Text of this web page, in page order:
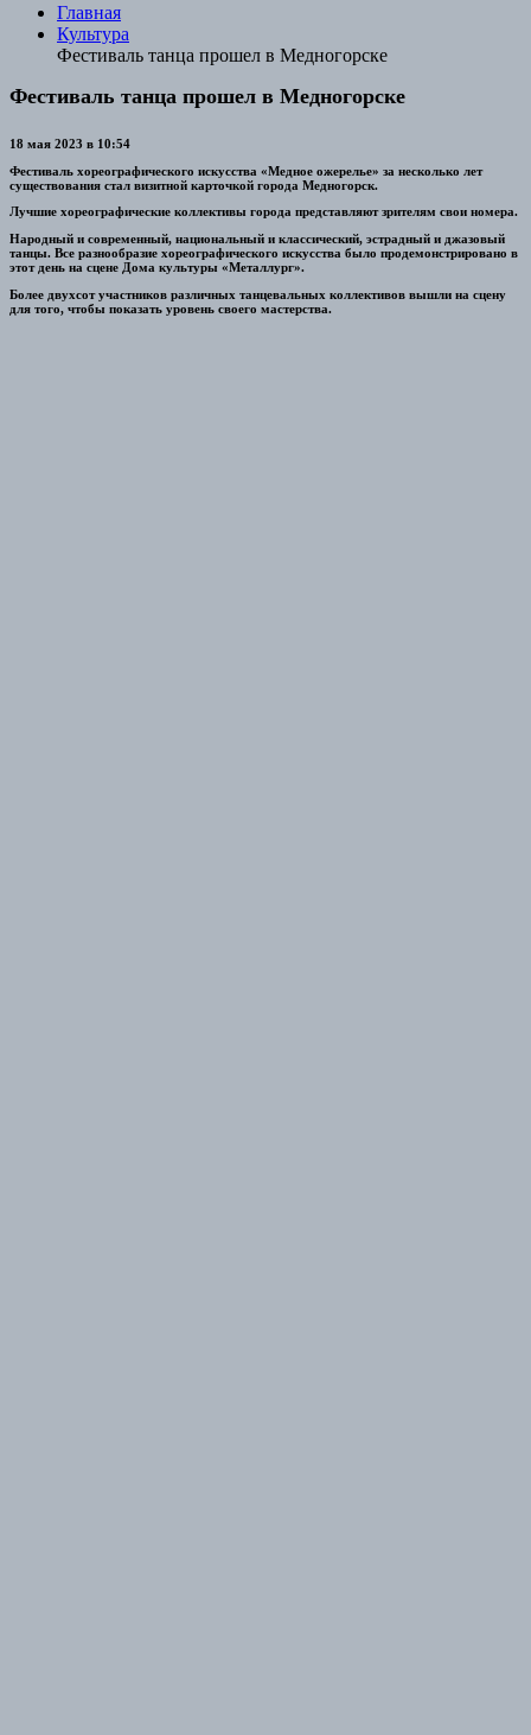
Главная
Культура
Фестиваль танца прошел в Медногорске
Фестиваль танца прошел в Медногорске
18 мая 2023 в 10:54
Фестиваль хореографического искусства «Медное ожерелье» за несколько лет
существования стал визитной карточкой города Медногорск.
Лучшие хореографические коллективы города представляют зрителям свои номера.
Народный и современный, национальный и классический, эстрадный и джазовый
танцы. Все разнообразие хореографического искусства было продемонстрировано в
этот день на сцене Дома культуры «Металлург».
Более двухсот участников различных танцевальных коллективов вышли на сцену
для того, чтобы показать уровень своего мастерства.